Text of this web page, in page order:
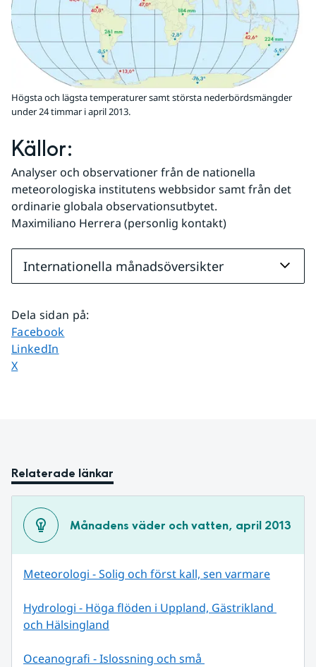
Högsta och lägsta temperaturer samt största nederbördsmängder
under 24 timmar i april 2013.
Källor:
Analyser och observationer från de nationella
meteorologiska institutens webbsidor samt från det
ordinarie globala observationsutbytet.
Maximiliano Herrera (personlig kontakt)
Internationella månadsöversikter
Dela sidan på:
Dela sidan på
Facebook
Dela sidan på
LinkedIn
Dela sidan på
X
Relaterade länkar
Månadens väder och vatten, april 2013
Meteorologi - Solig och först kall, sen varmare
Hydrologi - Höga flöden i Uppland, Gästrikland
och Hälsingland
Oceanografi - Islossning och små